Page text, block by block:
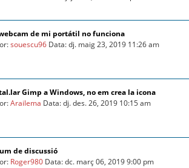
de mi portátil no funciona
souescu96 Data: dj. maig 23, 2019 11:26 am
Gimp a Windows, no em crea la icona
Arailema Data: dj. des. 26, 2019 10:15 am
de discussió
Roger980 Data: dc. març 06, 2019 9:00 pm